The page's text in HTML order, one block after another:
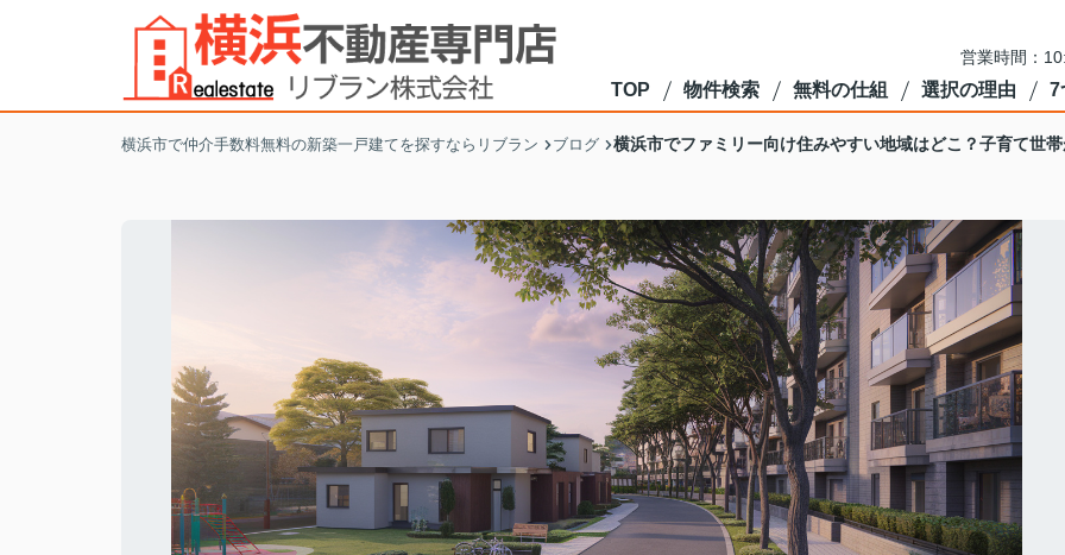
営業時間：
TOP 物件検索 無料の仕組 選択の理由 7
横浜市で仲介手数料無料の新築一戸建てを探すならリブラン ブログ 横浜市でファミリー向け住みやすい地域はどこ？子育て世